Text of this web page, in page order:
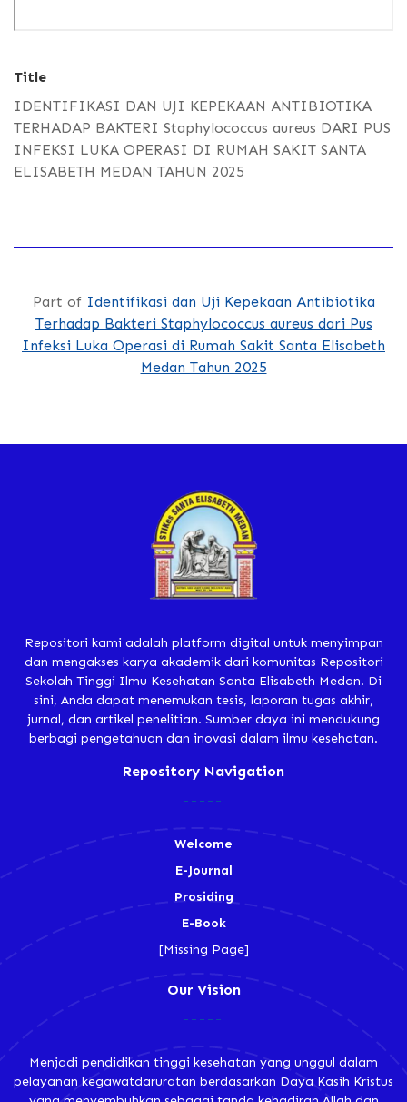
Title
IDENTIFIKASI DAN UJI KEPEKAAN ANTIBIOTIKA
TERHADAP BAKTERI Staphylococcus aureus DARI PUS
INFEKSI LUKA OPERASI DI RUMAH SAKIT SANTA
ELISABETH MEDAN TAHUN 2025
Part of Identifikasi dan Uji Kepekaan Antibiotika
Terhadap Bakteri Staphylococcus aureus dari Pus
Infeksi Luka Operasi di Rumah Sakit Santa Elisabeth
Medan Tahun 2025
Repositori kami adalah platform digital untuk menyimpan
dan mengakses karya akademik dari komunitas Repositori
Sekolah Tinggi Ilmu Kesehatan Santa Elisabeth Medan. Di
sini, Anda dapat menemukan tesis, laporan tugas akhir,
jurnal, dan artikel penelitian. Sumber daya ini mendukung
berbagi pengetahuan dan inovasi dalam ilmu kesehatan.
Repository Navigation
Welcome
E-Journal
Prosiding
E-Book
[Missing Page]
Our Vision
Menjadi pendidikan tinggi kesehatan yang unggul dalam
pelayanan kegawatdaruratan berdasarkan Daya Kasih Kristus